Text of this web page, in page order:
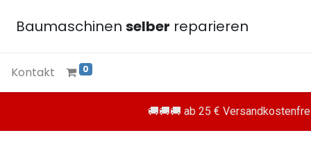
Baumaschinen selber reparieren
Kontakt 0
🚚🚚🚚 ab 25 €